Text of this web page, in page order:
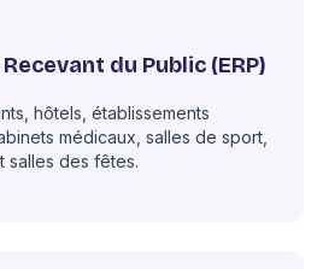
du Public (ERP)
hôtels, établissements
médicaux, salles de sport,
salles des fêtes.